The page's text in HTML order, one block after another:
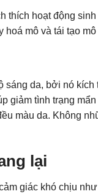
thích hoạt động
mô và tái tạo
sáng da, bởi nó
giảm tình trạng
màu da. Không
lại
giác khó chịu